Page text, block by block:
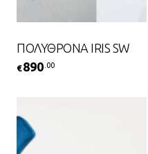
ΠΟΛΥΘΡΟΝΑ IRIS SW
€ 890 .00